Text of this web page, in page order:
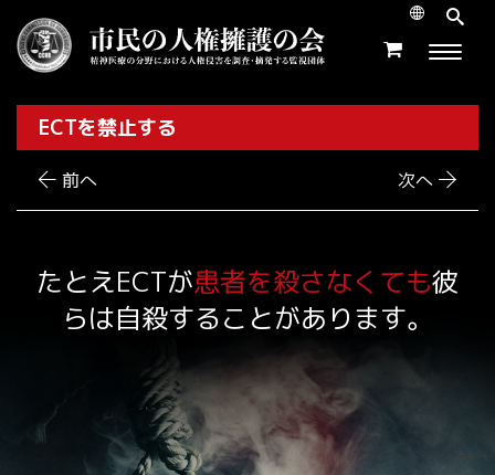
ECTを禁止する
前へ 次へ
たとえECTが患者を殺さなくても彼
らは自殺することがあります。